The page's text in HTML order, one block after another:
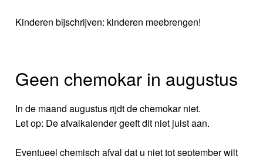
Kinderen bijschrijven: kinderen meebrengen!
Geen chemokar in augustus
In de maand augustus rijdt de chemokar niet.
Let op: De afvalkalender geeft dit niet juist aan.
Eventueel chemisch afval dat u niet tot september wilt